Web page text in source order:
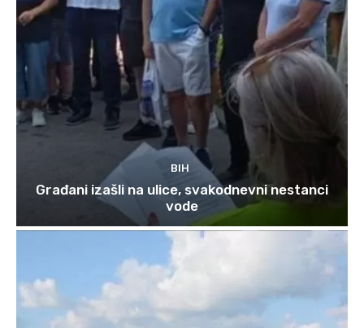
BIH
Građani izašli na ulice, svakodnevni nestanci
vode